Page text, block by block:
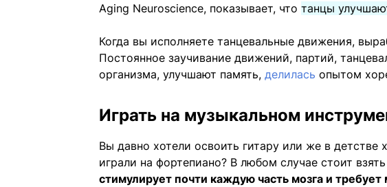
Aging Neuroscience, показывает, что танцы
Когда вы исполняете танцевальные движения,
Постоянное заучивание движений, партий,
организма, улучшают память, делилась опытом
Играть на музыкальном
Вы давно хотели освоить гитару или же в детстве
играли на фортепиано? В любом случае стоит
стимулирует почти каждую часть мозга и требует